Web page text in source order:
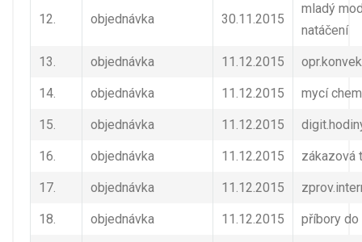
12. objednávka 30.11.2015
mladý
natáčení
13. objednávka 11.12.2015
14. objednávka 11.12.2015 mycí
15. objednávka 11.12.2015
16. objednávka 11.12.2015 zákazová
17. objednávka 11.12.2015
18. objednávka 11.12.2015 příbory do